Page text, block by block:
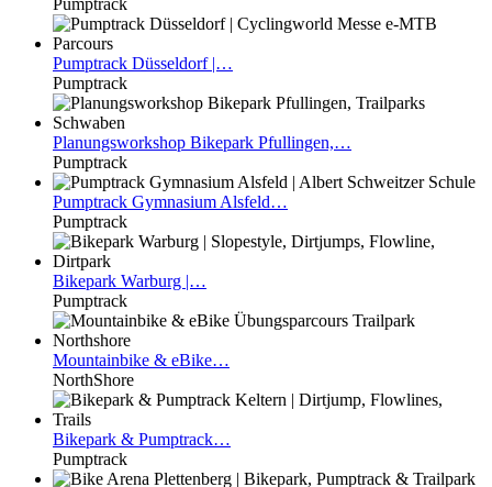
Pumptrack Düsseldorf |…
Pumptrack
Planungsworkshop Bikepark Pfullingen,…
Pumptrack
Pumptrack Gymnasium Alsfeld…
Pumptrack
Bikepark Warburg |…
Pumptrack
Mountainbike & eBike…
NorthShore
Bikepark & Pumptrack…
Pumptrack